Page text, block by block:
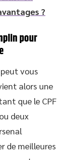
?
pour
vous
alors une
que le CPF
deux
de meilleures